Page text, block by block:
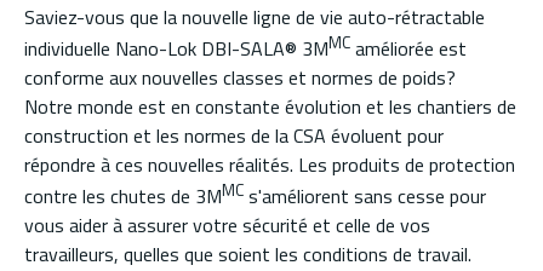
Saviez-vous que la nouvelle ligne de vie auto-rétractable
individuelle Nano-Lok DBI-SALA® 3MMC améliorée est
conforme aux nouvelles classes et normes de poids?
Notre monde est en constante évolution et les chantiers de
construction et les normes de la CSA évoluent pour
répondre à ces nouvelles réalités. Les produits de protection
contre les chutes de 3MMC s'améliorent sans cesse pour
vous aider à assurer votre sécurité et celle de vos
travailleurs, quelles que soient les conditions de travail.